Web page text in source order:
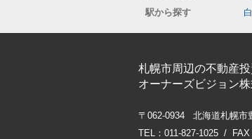
駅から探す
札幌市周辺の不動産
オーナーズビジョン
〒062-0934 北海道札幌市
TEL：011-827-1025 / FAX